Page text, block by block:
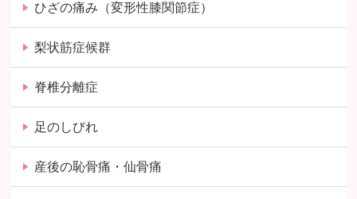
ひざの痛み（変形性膝関節症）
梨状筋症候群
脊椎分離症
足のしびれ
産後の恥骨痛・仙骨痛